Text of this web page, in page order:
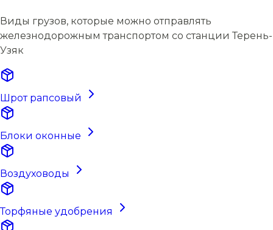
Виды грузов, которые можно отправлять
железнодорожным транспортом со станции Терень-
Узяк
Шрот рапсовый
Блоки оконные
Воздуховоды
Торфяные удобрения